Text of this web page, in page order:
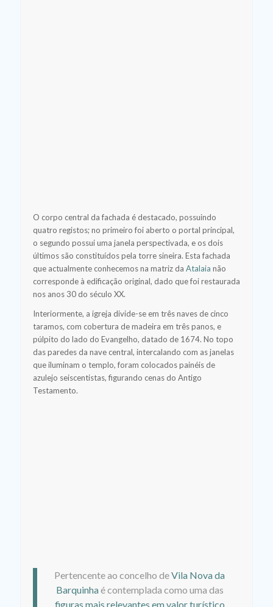
O corpo central da fachada é destacado, possuindo
quatro registos; no primeiro foi aberto o portal principal,
o segundo possui uma janela perspectivada, e os dois
últimos são constituídos pela torre sineira. Esta fachada
que actualmente conhecemos na matriz da Atalaia não
corresponde à edificação original, dado que foi restaurada
nos anos 30 do século XX.
Interiormente, a igreja divide-se em três naves de cinco
taramos, com cobertura de madeira em três panos, e
púlpito do lado do Evangelho, datado de 1674. No topo
das paredes da nave central, intercalando com as janelas
que iluminam o templo, foram colocados painéis de
azulejo seiscentistas, figurando cenas do Antigo
Testamento.
Pertencente ao concelho deVila Nova da
Barquinhaé contemplada como uma das
figuras mais relevantes em valor turístico